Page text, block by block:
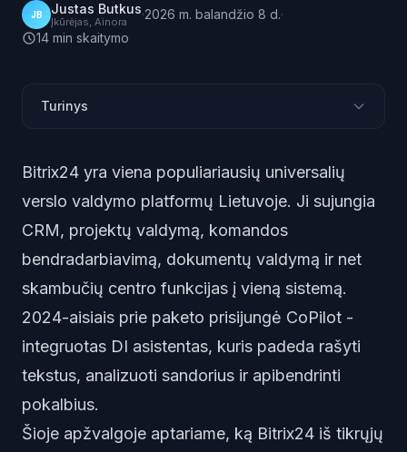
JB Justas Butkus
Įkūrėjas, Ainora ·2026 m. balandžio 8 d.·
14 min skaitymo
Turinys
Pagrindinės funkcijos
CoPilot DI asistentas
Privalumai ir trūkumai
Kainodara
Kam tinkamiausia
Alternatyvos
Palyginimo lentelė
Bitrix24 ir AINORA balso sluoksnis
Dažniausiai užduodami klausimai
Bitrix24 yra viena populiariausių universalių
verslo valdymo platformų Lietuvoje. Ji sujungia
CRM, projektų valdymą, komandos
bendradarbiavimą, dokumentų valdymą ir net
skambučių centro funkcijas į vieną sistemą.
2024-aisiais prie paketo prisijungė CoPilot -
integruotas DI asistentas, kuris padeda rašyti
tekstus, analizuoti sandorius ir apibendrinti
pokalbius.
Šioje apžvalgoje aptariame, ką Bitrix24 iš tikrųjų